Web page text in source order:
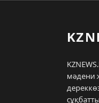
мәдени